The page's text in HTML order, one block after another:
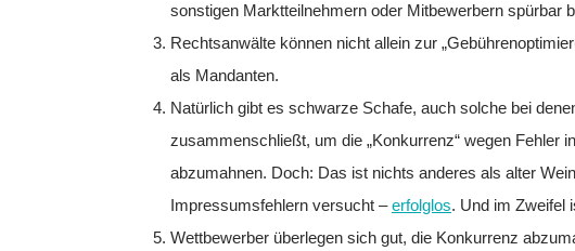
sonstigen Marktteilnehmern oder Mitbewerbern spürbar
Rechtsanwälte können nicht allein zur
als Mandanten.
Natürlich gibt es schwarze Schafe, auch solche bei
zusammenschließt, um die „Konkurrenz“ wegen Fehler
abzumahnen. Doch: Das ist nichts anderes als alter
Impressumsfehlern versucht –erfolglos. Und im Zweifel
Wettbewerber überlegen sich gut, die Konkurrenz